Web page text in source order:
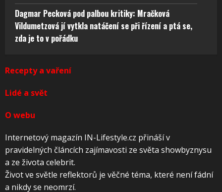
Dagmar Pecková pod palbou kritiky: Mračková
Vildumetzová jí vytkla natáčení se při řízení a ptá se,
zda je to v pořádku
Recepty a vaření
Lidé a svět
O webu
Internetový magazín IN-Lifestyle.cz přináší v
pravidelných článcích zajímavosti ze světa showbyznysu
a ze života celebrit.
Život ve světle reflektorů je věčné téma, které není fádní
a nikdy se neomrzí.